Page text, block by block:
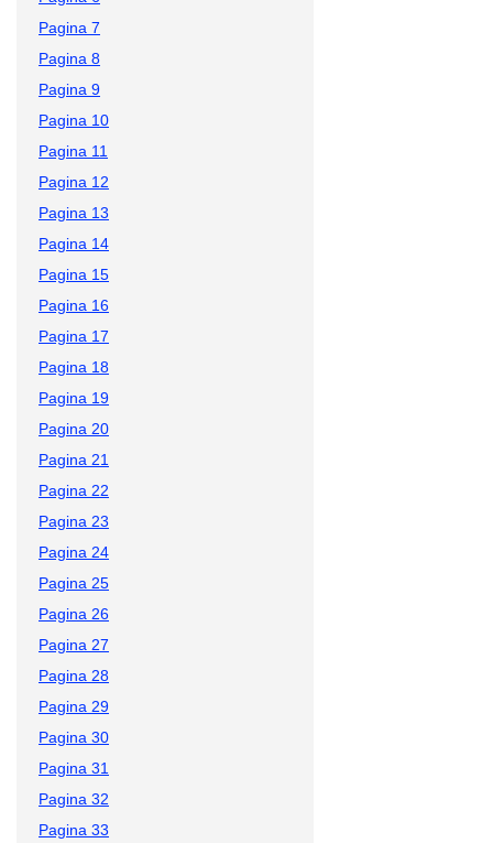
Pagina 7
Pagina 8
Pagina 9
Pagina 10
Pagina 11
Pagina 12
Pagina 13
Pagina 14
Pagina 15
Pagina 16
Pagina 17
Pagina 18
Pagina 19
Pagina 20
Pagina 21
Pagina 22
Pagina 23
Pagina 24
Pagina 25
Pagina 26
Pagina 27
Pagina 28
Pagina 29
Pagina 30
Pagina 31
Pagina 32
Pagina 33